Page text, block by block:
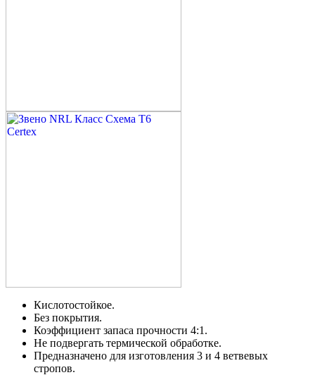
Кислотостойкое.
Без покрытия.
Коэффициент запаса прочности 4:1.
Не подвергать термической обработке.
Предназначено для изготовления 3 и 4 ветвевых
стропов.